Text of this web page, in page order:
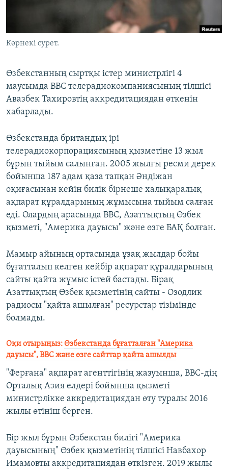
Көрнекі сурет.
Өзбекстанның сыртқы істер министрлігі 4
маусымда BBC телерадиокомпаниясының тілшісі
Авазбек Тахировтің аккредитациядан өткенін
хабарлады.
Өзбекстанда британдық ірі
телерадиокорпорациясының қызметіне 13 жыл
бұрын тыйым салынған. 2005 жылғы ресми дерек
бойынша 187 адам қаза тапқан Әндіжан
оқиғасынан кейін билік бірнеше халықаралық
ақпарат құралдарының жұмысына тыйым салған
еді. Олардың арасында BBC, Азаттықтың Өзбек
қызметі, "Америка дауысы" және өзге БАҚ болған.
Мамыр айының ортасында ұзақ жылдар бойы
бұғатталып келген кейбір ақпарат құралдарының
сайты қайта жұмыс істей бастады. Бірақ
Азаттықтың Өзбек қызметінің сайты - Озодлик
радиосы "қайта ашылған" ресурстар тізімінде
болмады.
Оқи отырыңыз:Өзбекстанда бұғатталған "Америка
дауысы", BBC және өзге сайттар қайта ашылды
"Ферғана" ақпарат агенттігінің жазуынша, BBC-дің
Орталық Азия елдері бойынша қызметі
министрлікке аккредитациядан өту туралы 2016
жылы өтініш берген.
Бір жыл бұрын Өзбекстан билігі "Америка
дауысының" Өзбек қызметінің тілшісі Навбахор
Имамовты аккредитациядан өткізген. 2019 жылы